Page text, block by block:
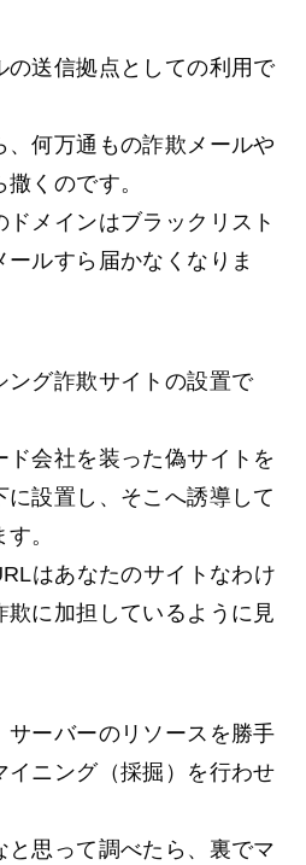
の送信拠点としての利用で
、何万通もの詐欺メールや
くのです。
メインはブラックリスト
ルすら届かなくなりま
ング詐欺サイトの設置で
会社を装った偽サイトを
設置し、そこへ誘導して
。
はあなたのサイトなわけ
欺に加担しているように見
サーバーのリソースを勝手
イニング（採掘）を行わせ
思って調べたら、裏でマ